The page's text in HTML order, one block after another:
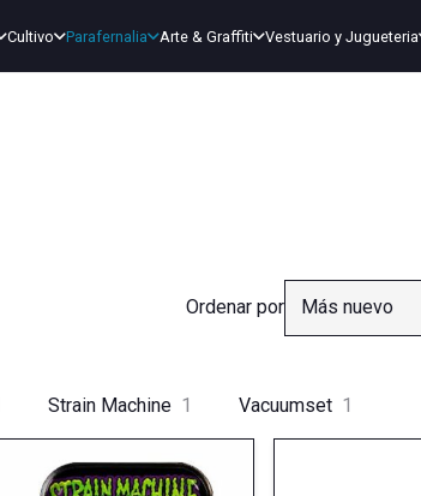
Cultivo Parafernalia Arte & Graffiti Vestuario y Jugueteria
Ordenar por
Strain Machine 1 Vacuumset 1